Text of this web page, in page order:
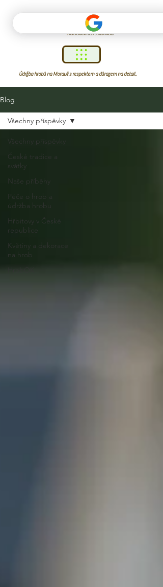
Údržba hrobů na Moravě s respektem a důrazem na detail.
Blog
Všechny příspěvky
České tradice a
svátky
Naše příběhy
Péče o hrob a
údržba hrobu
Hřbitovy v České
republice
Květiny a dekorace
na hrob
Všechny příspěvky